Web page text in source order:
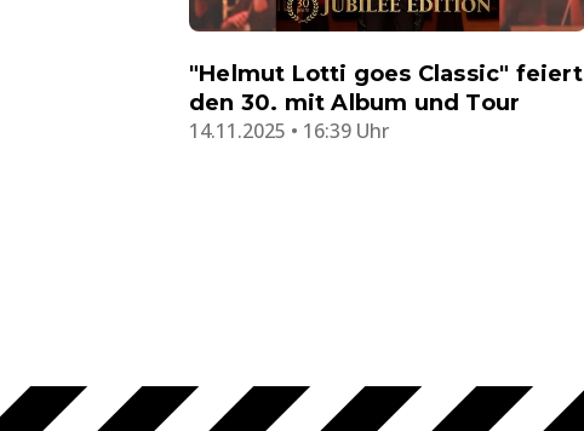
"Helmut Lotti goes Classic" feiert
den 30. mit Album und Tour
14.11.2025 • 16:39 Uhr